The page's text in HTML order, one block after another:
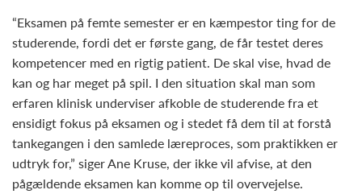
“Eksamen på femte semester er en kæmpestor ting for de
studerende, fordi det er første gang, de får testet deres
kompetencer med en rigtig patient. De skal vise, hvad de
kan og har meget på spil. I den situation skal man som
erfaren klinisk underviser afkoble de studerende fra et
ensidigt fokus på eksamen og i stedet få dem til at forstå
tankegangen i den samlede læreproces, som praktikken er
udtryk for,” siger Ane Kruse, der ikke vil afvise, at den
pågældende eksamen kan komme op til overvejelse.